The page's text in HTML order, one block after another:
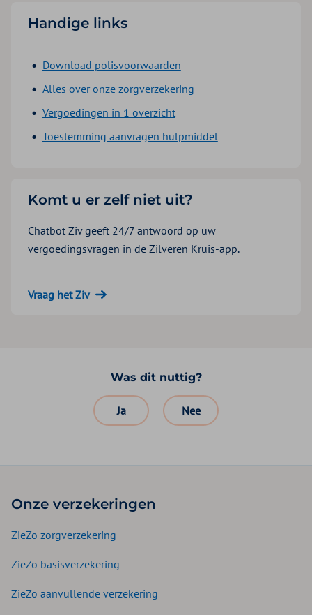
Handige links
Download polisvoorwaarden
Alles over onze zorgverzekering
Vergoedingen in 1 overzicht
Toestemming aanvragen hulpmiddel
Komt u er zelf niet uit?
Chatbot Ziv geeft 24/7 antwoord op uw
vergoedingsvragen in de Zilveren Kruis-app.
Vraag het Ziv
Was dit nuttig?
Ja Nee
Onze verzekeringen
ZieZo zorgverzekering
ZieZo basisverzekering
ZieZo aanvullende verzekering